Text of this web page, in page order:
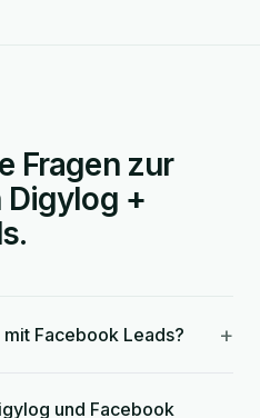
Fragen zur
Digylog +
Facebook Leads? +
und Facebook